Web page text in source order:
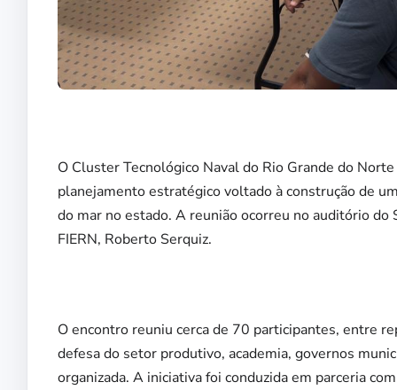
O Cluster Tecnológico Naval do Rio Grande do
planejamento estratégico voltado à construção de
do mar no estado. A reunião ocorreu no auditório
FIERN, Roberto Serquiz.
O encontro reuniu cerca de 70 participantes, entre
defesa do setor produtivo, academia, governos
organizada. A iniciativa foi conduzida em parceria